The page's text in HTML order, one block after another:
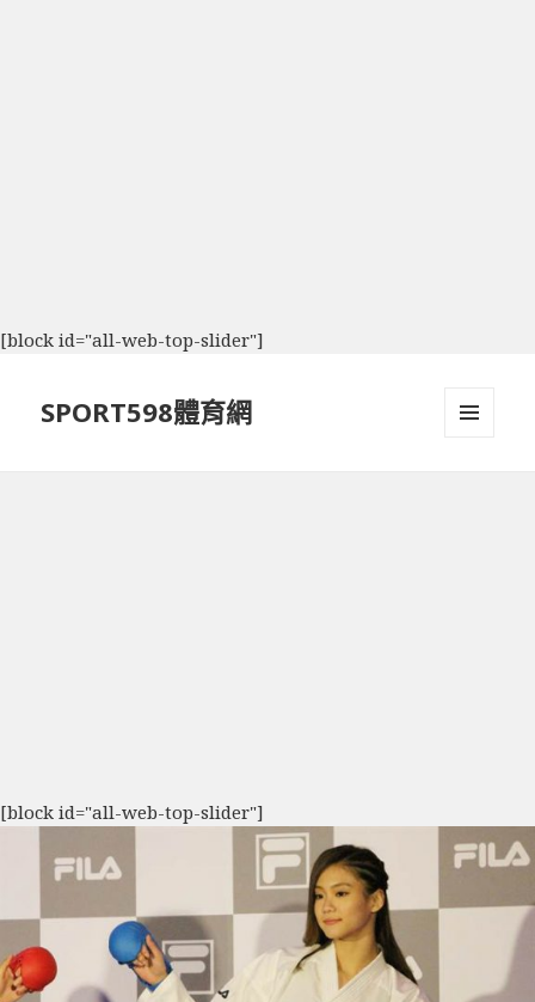
[block id="all-web-top-slider"]
SPORT598體育網
[block id="all-web-top-slider"]